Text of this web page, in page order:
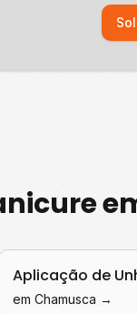
Aplicação de
em Chamusca →